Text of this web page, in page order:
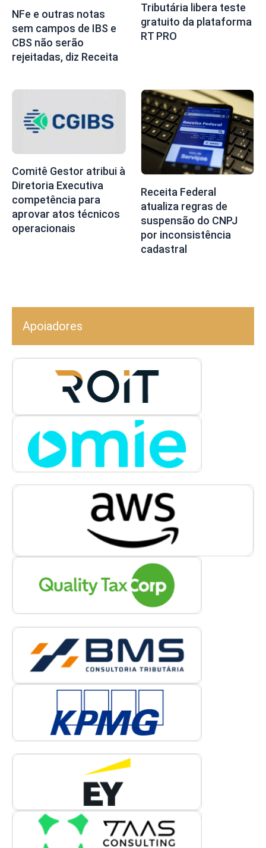
NFe e outras notas
sem campos de IBS e
CBS não serão
rejeitadas, diz Receita
Tributária libera teste
gratuito da plataforma
RT PRO
Comitê Gestor atribui à
Diretoria Executiva
competência para
aprovar atos técnicos
operacionais
Receita Federal
atualiza regras de
suspensão do CNPJ
por inconsistência
cadastral
Apoiadores